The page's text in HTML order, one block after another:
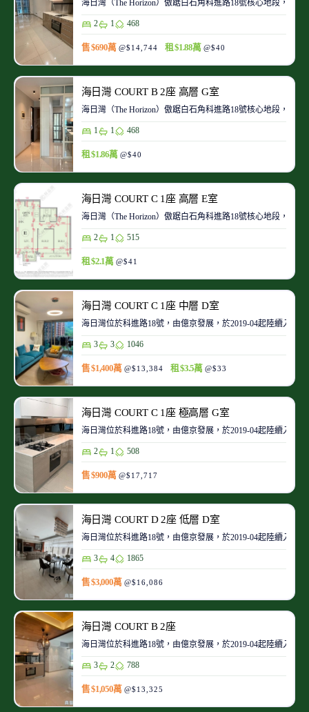
海日灣（The Horizon）傲踞白石角科進路18號核心地段，由
2 1 468
售 $690萬 @$14,744 租 $1.88萬 @$40
海日灣 COURT B 2座 高層 G室
海日灣（The Horizon）傲踞白石角科進路18號核心地段，由
1 1 468
租 $1.86萬 @$40
海日灣 COURT C 1座 高層 E室
海日灣（The Horizon）傲踞白石角科進路18號核心地段，由
2 1 515
租 $2.1萬 @$41
海日灣 COURT C 1座 中層 D室
海日灣位於科進路18號，由億京發展，於2019-04起陸續入伙
3 3 1046
售 $1,400萬 @$13,384 租 $3.5萬 @$33
海日灣 COURT C 1座 極高層 G室
海日灣位於科進路18號，由億京發展，於2019-04起陸續入伙
2 1 508
售 $900萬 @$17,717
海日灣 COURT D 2座 低層 D室
海日灣位於科進路18號，由億京發展，於2019-04起陸續入伙
3 4 1865
售 $3,000萬 @$16,086
海日灣 COURT B 2座
海日灣位於科進路18號，由億京發展，於2019-04起陸續入伙
3 2 788
售 $1,050萬 @$13,325